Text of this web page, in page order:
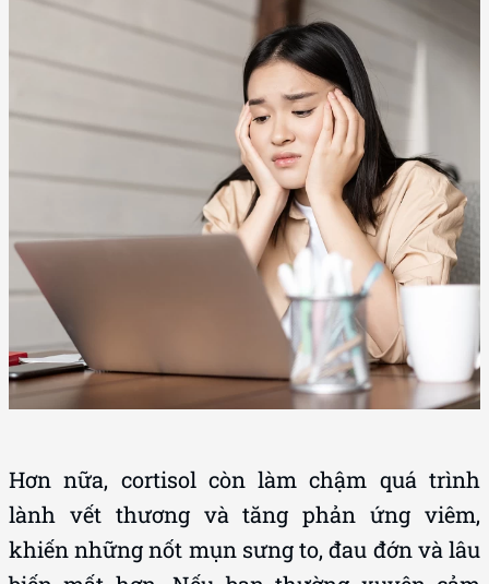
Hơn nữa, cortisol còn làm chậm quá trình
lành vết thương và tăng phản ứng viêm,
khiến những nốt mụn sưng to, đau đớn và lâu